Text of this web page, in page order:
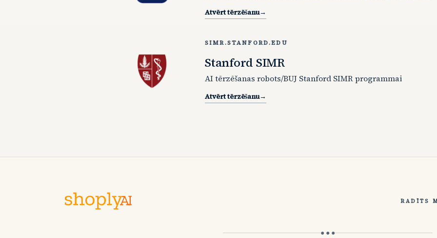
Atvērt tērzēšanu→
SIMR.STANFORD.EDU
Stanford SIMR
AI tērzēšanas robots/BUJ Stanford SIMR programmai
Atvērt tērzēšanu→
RADĪTS
● ● ●